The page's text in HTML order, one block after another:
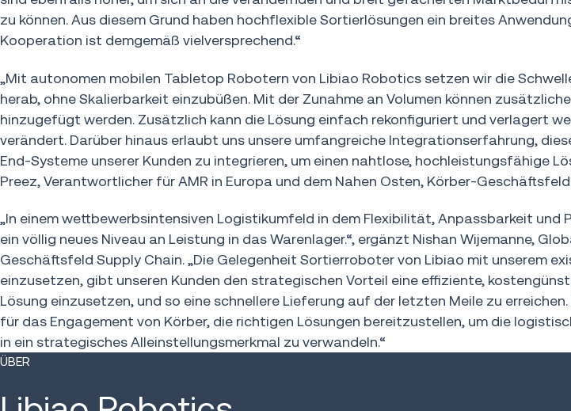
zu können. Aus diesem Grund haben hochflexible Sortierlösungen ein breites
Kooperation ist demgemäß vielversprechend.“
„Mit autonomen mobilen Tabletop Robotern von Libiao Robotics setzen wir die
herab, ohne Skalierbarkeit einzubüßen. Mit der Zunahme an Volumen können
hinzugefügt werden. Zusätzlich kann die Lösung einfach rekonfiguriert und verlagert
verändert. Darüber hinaus erlaubt uns unsere umfangreiche Integrationserfahrung,
End-Systeme unserer Kunden zu integrieren, um einen nahtlose, hochleistungsfähige
Preez, Verantwortlicher für AMR in Europa und dem Nahen Osten, Körber-
„In einem wettbewerbsintensiven Logistikumfeld in dem Flexibilität, Anpassbarkeit und
ein völlig neues Niveau an Leistung in das Warenlager.“, ergänzt Nishan Wijemanne,
Geschäftsfeld Supply Chain. „Die Gelegenheit Sortierroboter von Libiao mit unserem
einzusetzen, gibt unseren Kunden den strategischen Vorteil eine effiziente,
Lösung einzusetzen, und so eine schnellere Lieferung auf der letzten Meile zu
für das Engagement von Körber, die richtigen Lösungen bereitzustellen, um die
in ein strategisches Alleinstellungsmerkmal zu verwandeln.“
ÜBER